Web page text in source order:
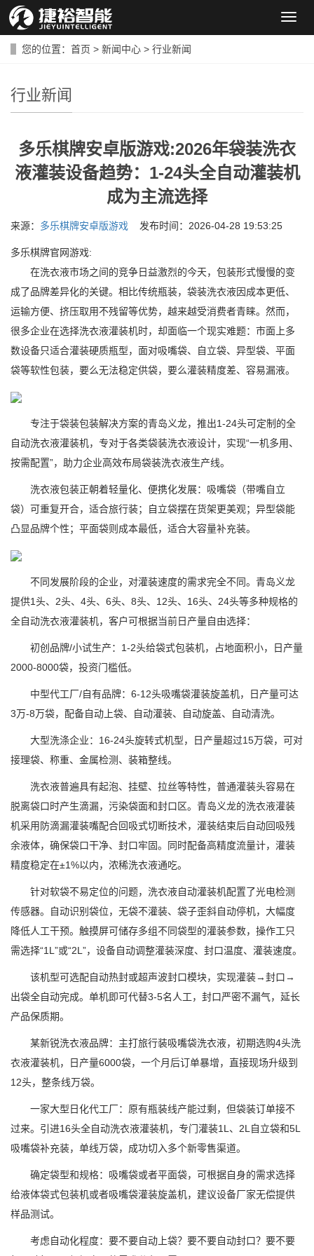
导
您的位置： 首页 > 新闻中心 > 行业新闻
行业新闻
多乐棋牌安卓版游戏:2026年袋装洗衣
液灌装设备趋势：1-24头全自动灌装机
成为主流选择
来源： 多乐棋牌安卓版游戏 发布时间：2026-04-28 19:53:25
多乐棋牌官网游戏:
在洗衣液市场之间的竞争日益激烈的今天，包装形式慢慢的变
成了品牌差异化的关键。相比传统瓶装，袋装洗衣液因成本更低、
运输方便、挤压取用不残留等优势，越来越受消费者青睐。然而，
很多企业在选择洗衣液灌装机时，却面临一个现实难题：市面上多
数设备只适合灌装硬质瓶型，面对吸嘴袋、自立袋、异型袋、平面
袋等软性包装，要么无法稳定供袋，要么灌装精度差、容易漏液。
专注于袋装包装解决方案的青岛义龙，推出1-24头可定制的全
自动洗衣液灌装机，专对于各类袋装洗衣液设计，实现“一机多用、
按需配置”，助力企业高效布局袋装洗衣液生产线。
洗衣液包装正朝着轻量化、便携化发展：吸嘴袋（带嘴自立
袋）可重复开合，适合旅行装；自立袋摆在货架更美观；异型袋能
凸显品牌个性；平面袋则成本最低，适合大容量补充装。
不同发展阶段的企业，对灌装速度的需求完全不同。青岛义龙
提供1头、2头、4头、6头、8头、12头、16头、24头等多种规格的
全自动洗衣液灌装机，客户可根据当前日产量自由选择：
初创品牌/小试生产：1-2头给袋式包装机，占地面积小，日产量
2000-8000袋，投资门槛低。
中型代工厂/自有品牌：6-12头吸嘴袋灌装旋盖机，日产量可达
3万-8万袋，配备自动上袋、自动灌装、自动旋盖、自动清洗。
大型洗涤企业：16-24头旋转式机型，日产量超过15万袋，可对
接理袋、称重、金属检测、装箱整线。
洗衣液普遍具有起泡、挂壁、拉丝等特性，普通灌装头容易在
脱离袋口时产生滴漏，污染袋面和封口区。青岛义龙的洗衣液灌装
机采用防滴漏灌装嘴配合回吸式切断技术，灌装结束后自动回吸残
余液体，确保袋口干净、封口牢固。同时配备高精度流量计，灌装
精度稳定在±1%以内，浓稀洗衣液通吃。
针对软袋不易定位的问题，洗衣液自动灌装机配置了光电检测
传感器。自动识别袋位，无袋不灌装、袋子歪斜自动停机，大幅度
降低人工干预。触摸屏可储存多组不同袋型的灌装参数，操作工只
需选择“1L”或“2L”，设备自动调整灌装深度、封口温度、灌装速度。
该机型可选配自动热封或超声波封口模块，实现灌装→封口→
出袋全自动完成。单机即可代替3-5名人工，封口严密不漏气，延长
产品保质期。
某新锐洗衣液品牌：主打旅行装吸嘴袋洗衣液，初期选购4头洗
衣液灌装机，日产量6000袋，一个月后订单暴增，直接现场升级到
12头，整条线万袋。
一家大型日化代工厂：原有瓶装线产能过剩，但袋装订单接不
过来。引进16头全自动洗衣液灌装机，专门灌装1L、2L自立袋和5L
吸嘴袋补充装，单线万袋，成功切入多个新零售渠道。
确定袋型和规格：吸嘴袋或者平面袋，可根据自身的需求选择
给液体袋式包装机或者吸嘴袋灌装旋盖机，建议设备厂家无偿提供
样品测试。
考虑自动化程度：要不要自动上袋？要不要自动封口？要不要